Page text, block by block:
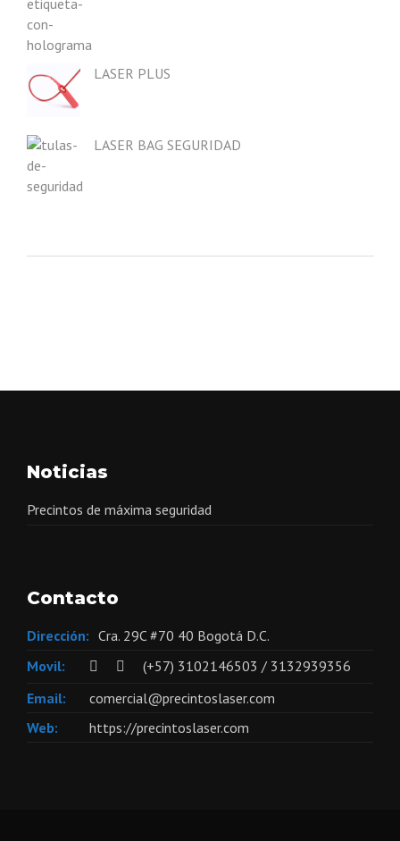
LASER PLUS
LASER BAG SEGURIDAD
Noticias
Precintos de máxima seguridad
Contacto
Dirección: Cra. 29C #70 40 Bogotá D.C.
Movil:
(+57) 3102146503 / 3132939356
Email:
comercial@precintoslaser.com
Web:
https://precintoslaser.com